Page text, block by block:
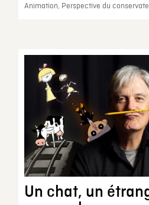
Animation, Perspective du
Un chat, un